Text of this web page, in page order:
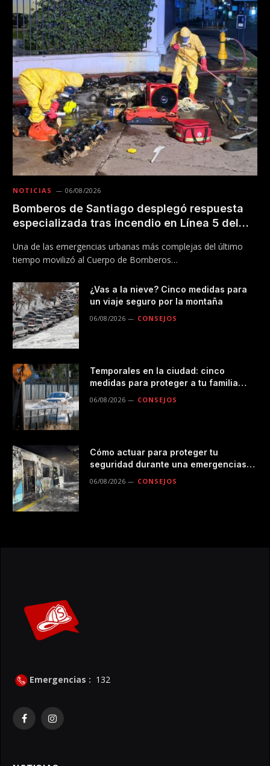
NOTICIAS 06/08/2026
Bomberos de Santiago desplegó respuesta
especializada tras incendio en Línea 5 del
Una de las emergencias urbanas más complejas del último
tiempo movilizó al Cuerpo de Bomberos…
¿Vas a la nieve? Cinco medidas para
un viaje seguro por la montaña
06/08/2026 CONSEJOS
Temporales en la ciudad: cinco
medidas para proteger a tu familia
durante las lluvias
06/08/2026 CONSEJOS
Cómo actuar para proteger tu
seguridad durante una emergencias
en el transporte público
06/08/2026 CONSEJOS
Emergencias : 132
FacebookInstagram